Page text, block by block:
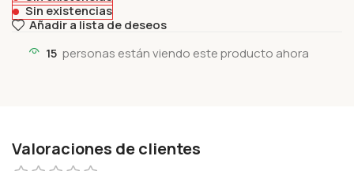
Sin existencias
Añadir a lista de deseos
15 personas están viendo este producto ahora
Valoraciones de clientes